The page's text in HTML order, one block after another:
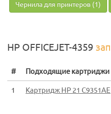
Чернила для принтеров (1)
HP OFFICEJET-4359
# Подходящие картриджи
1 Картридж HP 21 C9351AE